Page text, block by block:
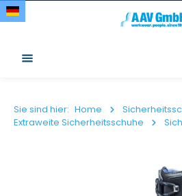
Zum Hauptinhalt springen
Sie sind hier: Home
Extraweite Sicherheitsschuhe